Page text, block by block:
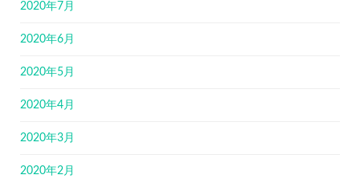
2020年7月
2020年6月
2020年5月
2020年4月
2020年3月
2020年2月